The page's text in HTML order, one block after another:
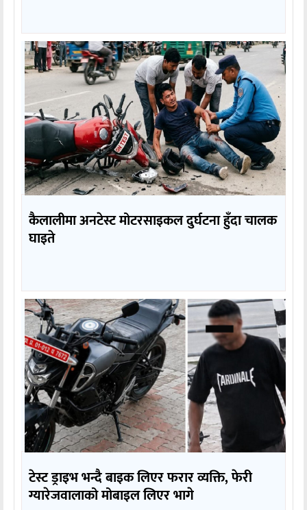
कैलालीमा अनटेस्ट मोटरसाइकल दुर्घटना हुँदा चालक
घाइते
टेस्ट ड्राइभ भन्दै बाइक लिएर फरार व्यक्ति, फेरी
ग्यारेजवालाको मोबाइल लिएर भागे